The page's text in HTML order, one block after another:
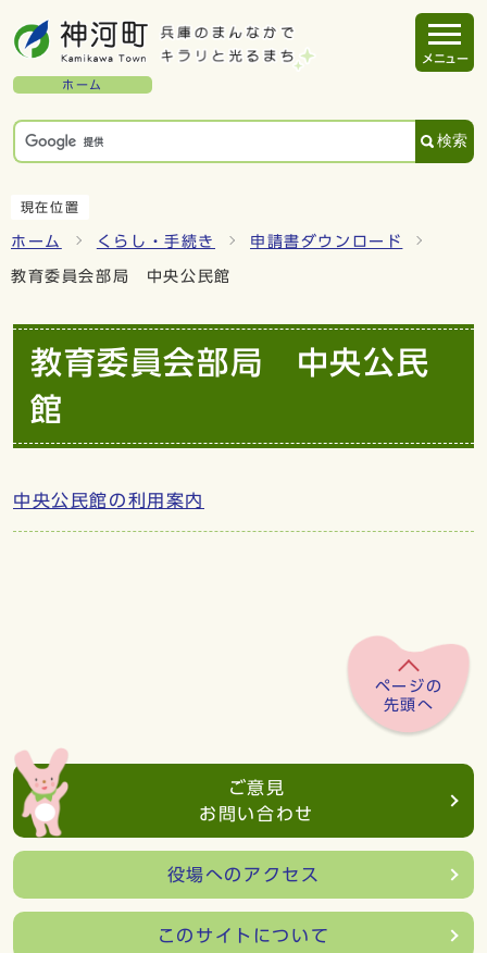
ホーム
検索
メニュー
現在位置
ホーム くらし・手続き 申請書ダウンロード
教育委員会部局 中央公民館
教育委員会部局 中央公民
館
中央公民館の利用案内
ページの
先頭へ
ご意見
お問い合わせ
役場へのアクセス
このサイトについて